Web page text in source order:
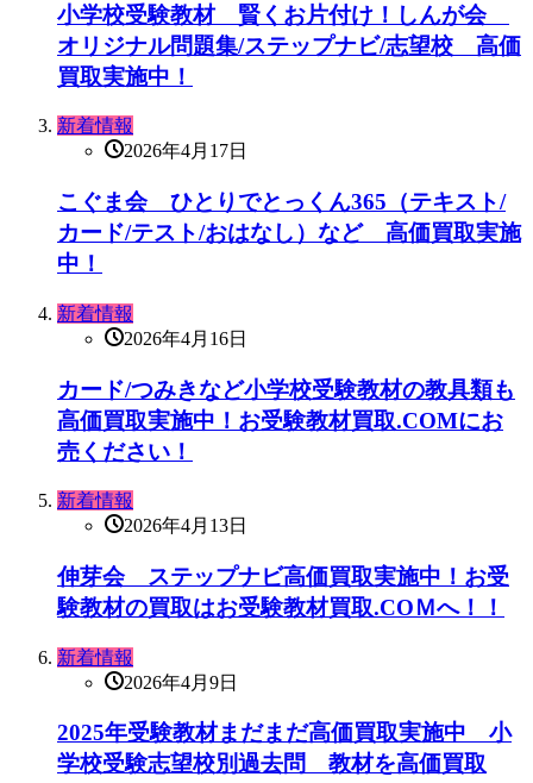
小学校受験教材 賢くお片付け！しんが会
オリジナル問題集/ステップナビ/志望校 高価
買取実施中！
新着情報
2026年4月17日
こぐま会 ひとりでとっくん365（テキスト/
カード/テスト/おはなし）など 高価買取実施
中！
新着情報
2026年4月16日
カード/つみきなど小学校受験教材の教具類も
高価買取実施中！お受験教材買取.COMにお
売ください！
新着情報
2026年4月13日
伸芽会 ステップナビ高価買取実施中！お受
験教材の買取はお受験教材買取.COＭへ！！
新着情報
2026年4月9日
2025年受験教材まだまだ高価買取実施中 小
学校受験志望校別過去問 教材を高価買取